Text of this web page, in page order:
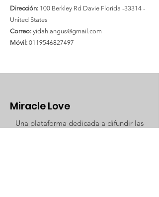
Dirección: 100 Berkley Rd Davie Florida -33314 -
United States
Correo: yidah.angus@gmail.com
Móvil: 0119546827497
Miracle Love
Una plataforma dedicada a difundir las